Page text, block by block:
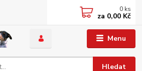
Menu
Hledat
0 ks
za 0,00 Kč